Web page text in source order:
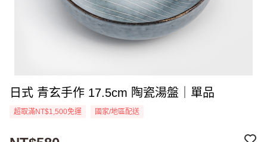
日式 青玄手作 17.5cm 陶瓷湯盤｜單品
超取滿NT$1,500免運 國家/地區配送